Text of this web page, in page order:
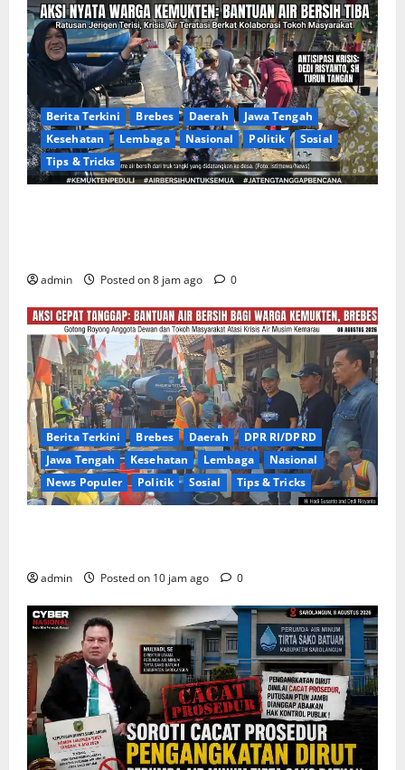
Berita Terkini Brebes Daerah
Jawa Tengah
Kesehatan
Lembaga Nasional Politik
Sosial
Tips & Tricks
admin Posted on 8 jam ago 0
Berita Terkini Brebes Daerah
DPR RI/DPRD
Jawa Tengah
Kesehatan Lembaga
Nasional
News Populer
Politik Sosial Tips & Tricks
admin Posted on 10 jam ago 0